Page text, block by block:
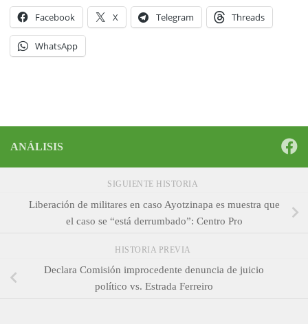
Facebook X Telegram Threads
WhatsApp
ANÁLISIS
SIGUIENTE HISTORIA
Liberación de militares en caso Ayotzinapa es muestra que
el caso se “está derrumbado”: Centro Pro
HISTORIA PREVIA
Declara Comisión improcedente denuncia de juicio
político vs. Estrada Ferreiro